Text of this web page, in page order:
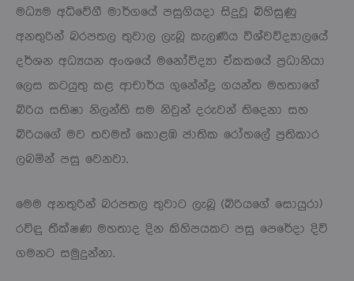
මධ්‍යම අධිවේගී මාර්ගයේ පසුගියදා සිදුවූ බිහිසුණු
අනතුරින් බරපතල තුවාල ලැබූ කැලණිය විශ්වවිද්‍යාලයේ
දර්ශන අධ්‍යයන අංශයේ මනෝවිද්‍යා ඒකකයේ ප්‍රධානියා
ලෙස කටයුතු කළ ආචාර්ය ගුනේන්ද්‍ර ගයන්ත මහතාගේ
බිරිය සතිෂා නිලන්ති සම නිවුන් දරුවන් තිදෙනා සහ
බිරියගේ මව තවමත් කොළඹ ජාතික රෝහලේ ප්‍රතිකාර
ලබමින් පසු වෙනවා.
මෙම අනතුරින් බරපතල තුවාට ලැබූ (බිරියගේ සොයුරා)
රවිඳු තීක්ෂණ මහතාද දින කිහිපයකට පසු පෙරේදා දිවි
ගමනට සමුදුන්නා.